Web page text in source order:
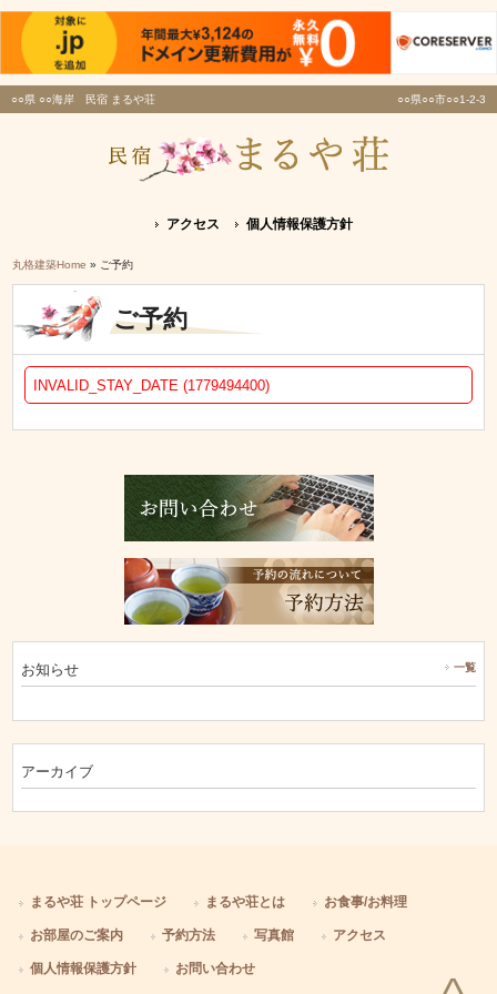
○○県 ○○海岸 民宿 まるや荘 ○○県○○市○○1-2-3
アクセス 個人情報保護方針
丸格建築Home » ご予約
ご予約
INVALID_STAY_DATE (1779494400)
お知らせ 一覧
アーカイブ
まるや荘 トップページ まるや荘とは お食事/お料理
お部屋のご案内 予約方法 写真館 アクセス
個人情報保護方針 お問い合わせ